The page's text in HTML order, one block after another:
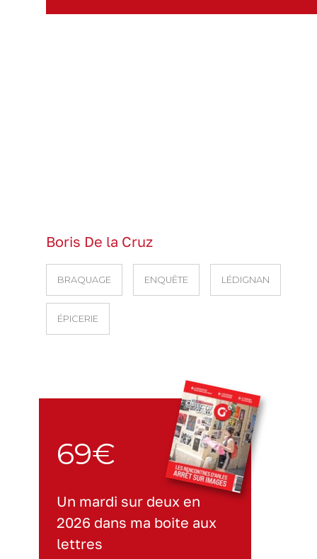
Boris De la Cruz
BRAQUAGE ENQUÊTE LÉDIGNAN
ÉPICERIE
69€
Un mardi sur deux en
2026 dans ma boite aux
lettres